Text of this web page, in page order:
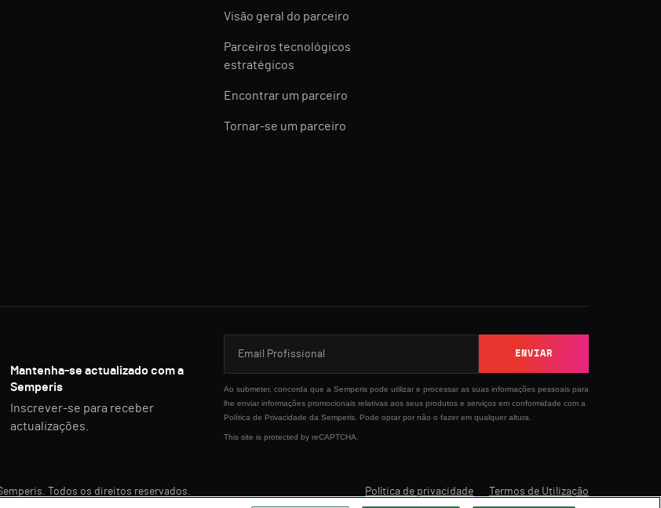
Visão geral do parceiro
Parceiros tecnológicos
estratégicos
Encontrar um parceiro
Tornar-se um parceiro
Mantenha-se actualizado com a
Semperis
Inscrever-se para receber
actualizações.
Ao submeter, concorda que a Semperis pode utilizar e processar as suas informações pessoais para
lhe enviar informações promocionais relativas aos seus produtos e serviços em conformidade com a
Política de Privacidade da Semperis. Pode optar por não o fazer em qualquer altura.
This site is protected by reCAPTCHA.
ENVIAR
Todos os direitos reservados. Política de privacidade Termos de Utilização